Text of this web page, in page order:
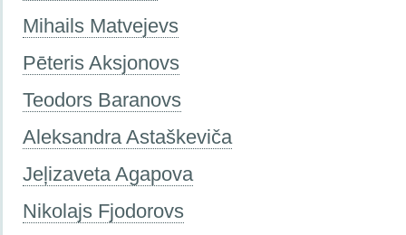
Mihails Matvejevs
Pēteris Aksjonovs
Teodors Baranovs
Aleksandra Astaškeviča
Jeļizaveta Agapova
Nikolajs Fjodorovs